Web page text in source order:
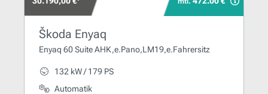
Škoda Enyaq
Enyaq 60 Suite AHK,e.Pano,LM19,e.Fahrersitz
132 kW / 179 PS
Automatik